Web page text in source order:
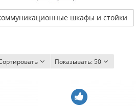
шкафы и стойки
Показывать: 50